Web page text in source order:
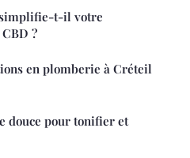
t-il votre
?
en plomberie à Créteil
douce pour tonifier et